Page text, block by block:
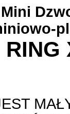
Mini
RING